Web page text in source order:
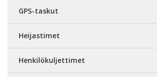
GPS-taskut
Heijastimet
Henkilökuljettimet